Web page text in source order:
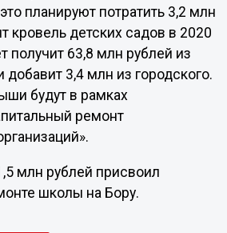
планируют потратить 3,2 млн
кровель детских садов в 2020
получит 63,8 млн рублей из
3,4 млн из городского.
будут в рамках
ремонт
млн рублей присвоил
школы на Бору.